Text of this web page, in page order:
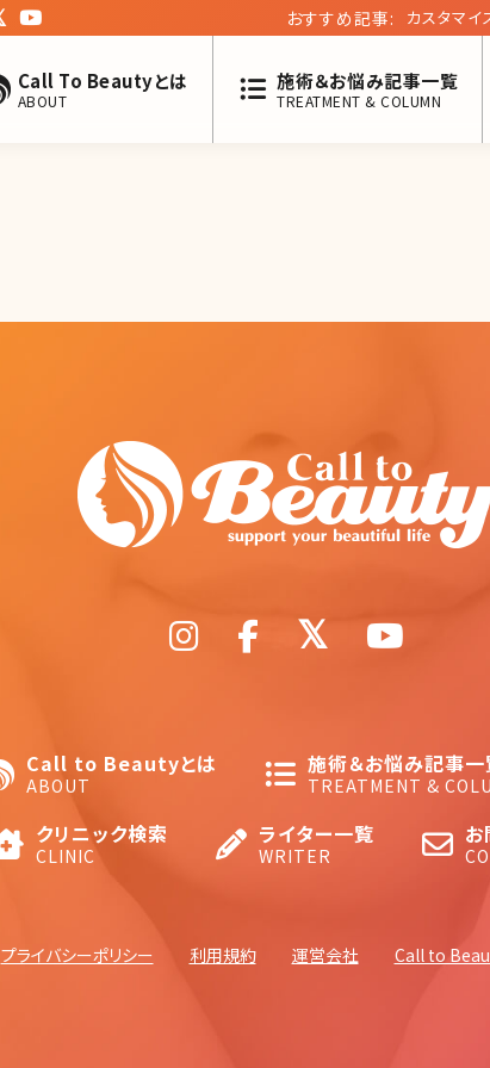
おすすめ記事:
カスタマイ
Call To Beautyとは
ABOUT
施術＆お悩み記事一覧
TREATMENT & COLUMN
Call to Beautyとは
ABOUT
施術＆お悩み記事一
TREATMENT &
クリニック検索
CLINIC
ライター一覧
WRITER
プライバシーポリシー 利用規約 運営会社 Call to